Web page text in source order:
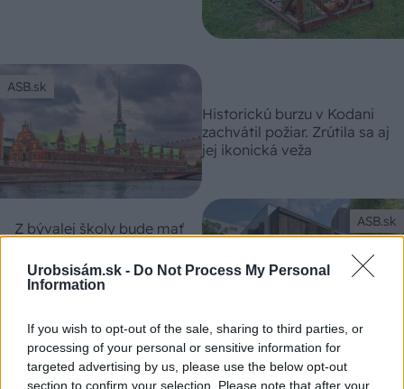
Urobsisám.sk - Do Not Process My Personal
Information
If you wish to opt-out of the sale, sharing to third parties, or
processing of your personal or sensitive information for
targeted advertising by us, please use the below opt-out
section to confirm your selection. Please note that after your
ASB.sk
Historickú burzu v Kodani
zachvátil požiar. Zrútila sa aj
jej ikonická veža
ASB.sk
Z bývalej školy bude mať
centrum pre seniorov a
autistov
Môj dom
Nebojte sa miešať úžitkové
druhy s okrasnými, vraví
záhradná architektka Aké